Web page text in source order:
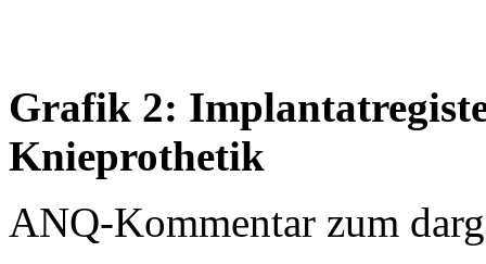
Grafik 2:
Knieprothetik
ANQ-Kommentar zum